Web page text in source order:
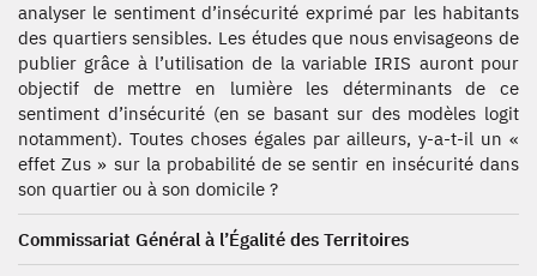
analyser le sentiment d’insécurité exprimé par les habitants
des quartiers sensibles. Les études que nous envisageons de
publier grâce à l’utilisation de la variable IRIS auront pour
objectif de mettre en lumière les déterminants de ce
sentiment d’insécurité (en se basant sur des modèles logit
notamment). Toutes choses égales par ailleurs, y-a-t-il un «
effet Zus » sur la probabilité de se sentir en insécurité dans
son quartier ou à son domicile ?
Commissariat Général à l’Égalité des Territoires